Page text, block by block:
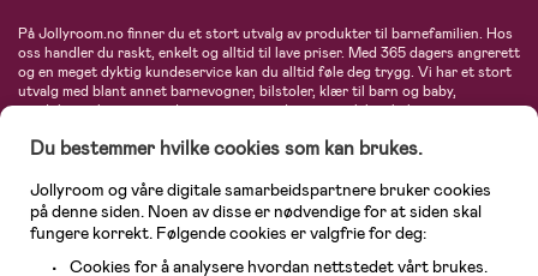
På Jollyroom.no finner du et stort utvalg av produkter til barnefamilien. Hos
oss handler du raskt, enkelt og alltid til lave priser. Med 365 dagers angrerett
og en meget dyktig kundeservice kan du alltid føle deg trygg. Vi har et stort
utvalg med blant annet barnevogner, bilstoler, klær til barn og baby,
produkter til mor, mengder av inspirerende interiør, leker, babyustyr og mye
Maxi-Cosi, Baby Jogger, BabyBjörn, Didriksons, KidKraft, Ergobaby, Philips
største nettbutikk for barn og baby!
Du bestemmer hvilke cookies som kan brukes.
Jollyroom og våre digitale samarbeidspartnere bruker cookies
på denne siden. Noen av disse er nødvendige for at siden skal
fungere korrekt. Følgende cookies er valgfrie for deg:
Cookies for å analysere hvordan nettstedet vårt brukes.